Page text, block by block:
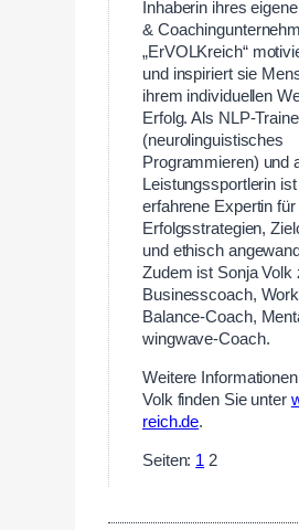
Inhaberin ihres
&
„ErVOLKreich“
und inspiriert sie
ihrem individuellen
Erfolg. Als NLP-
(neurolinguistisches
Programmieren) und
Leistungssportlerin
erfahrene Expertin
Erfolgsstrategien,
und ethisch
Zudem ist Sonja Volk
Businesscoach,
Balance-Coach,
wingwave-Coach.
Weitere
Volk finden Sie unter
reich.de.
Seiten: 1 2